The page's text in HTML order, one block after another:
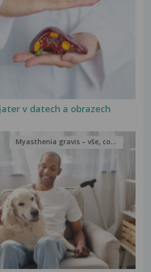
v datech a obrazech
Myasthenia gravis – vše, co...